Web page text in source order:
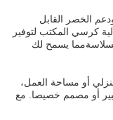
الخصر القابل
كرسي المكتب لتوفير
بسلاسةمما يسمح لك
أو مساحة العمل،
أو مصمم خصيصا. مع